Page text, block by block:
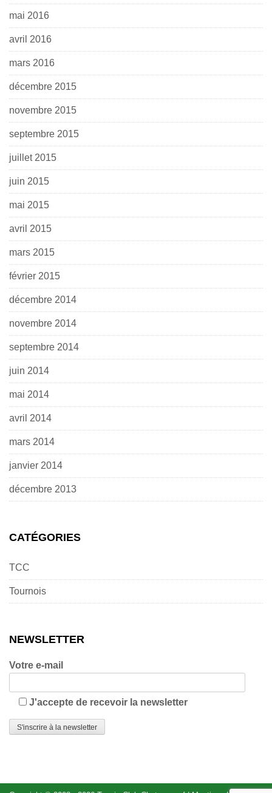
mai 2016
avril 2016
mars 2016
décembre 2015
novembre 2015
septembre 2015
juillet 2015
juin 2015
mai 2015
avril 2015
mars 2015
février 2015
décembre 2014
novembre 2014
septembre 2014
juin 2014
mai 2014
avril 2014
mars 2014
janvier 2014
décembre 2013
CATÉGORIES
TCC
Tournois
NEWSLETTER
Votre e-mail
J'accepte de recevoir la newsletter